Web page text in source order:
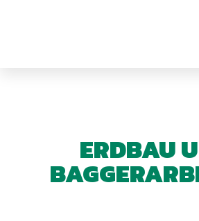
ERDBAU